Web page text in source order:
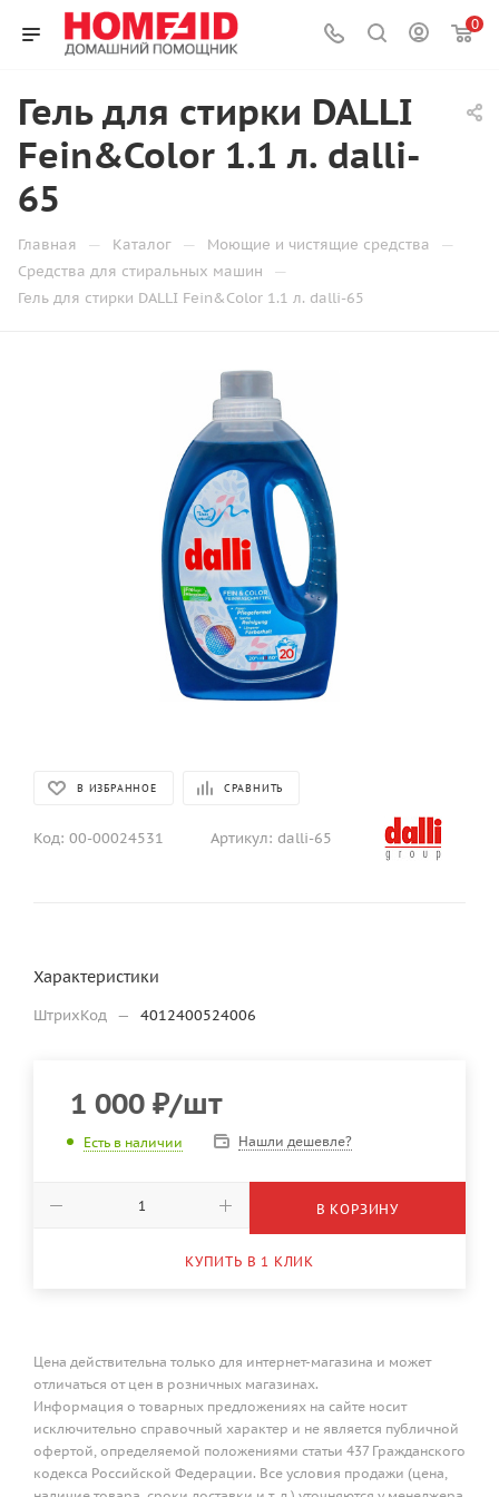
0
Гель для стирки DALLI
Fein&Color 1.1 л. dalli-
65
Главная — Каталог — Моющие и чистящие средства —
Средства для стиральных машин —
Гель для стирки DALLI Fein&Color 1.1 л. dalli-65
В ИЗБРАННОЕ СРАВНИТЬ
Код: 00-00024531 Артикул: dalli-65
Характеристики
ШтрихКод — 4012400524006
1 000 ₽/шт
Есть в наличии Нашли дешевле?
В КОРЗИНУ
КУПИТЬ В 1 КЛИК
Цена действительна только для интернет-магазина и может
отличаться от цен в розничных магазинах.
Информация о товарных предложениях на сайте носит
исключительно справочный характер и не является публичной
офертой, определяемой положениями статьи 437 Гражданского
кодекса Российской Федерации. Все условия продажи (цена,